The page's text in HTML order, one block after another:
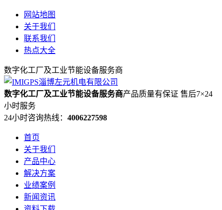
网站地图
关于我们
联系我们
热点大全
数字化工厂及工业节能设备服务商
数字化工厂及工业节能设备服务商产品质量有保证 售后7×24
小时服务
24小时咨询热线： 4006227598
首页
关于我们
产品中心
解决方案
业绩案例
新闻资讯